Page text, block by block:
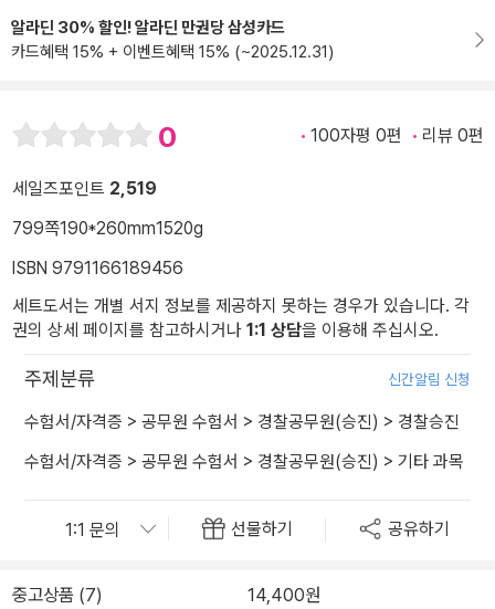
알라딘 30% 할인! 알라딘 만권당 삼성카드
카드혜택 15% + 이벤트혜택 15% (~2025.12.31)
0 100자평 0편 리뷰 0편
세일즈포인트 2,519
799쪽190*260mm1520g
ISBN 9791166189456
세트도서는 개별 서지 정보를 제공하지 못하는 경우가 있습니다. 각
권의 상세 페이지를 참고하시거나 1:1 상담을 이용해 주십시오.
주제분류 신간알림 신청
수험서/자격증 > 공무원 수험서 > 경찰공무원(승진) > 경찰승진
수험서/자격증 > 공무원 수험서 > 경찰공무원(승진) > 기타 과목
선물하기 공유하기
중고상품 (7) 14,400원